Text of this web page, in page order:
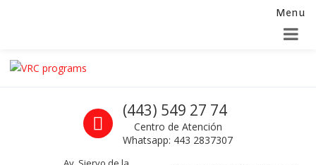
Menu
Skip to navigation
Skip to content
La seguridad de su empresa es nuestro negocio.
Call us
(443) 549 27 74
Centro de Atención
Whatsapp: 443 2837307